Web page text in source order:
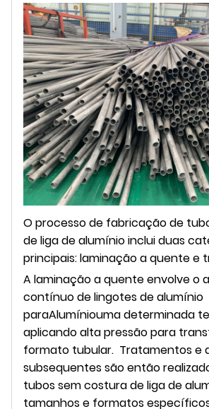
O processo de fabricação de
de liga de alumínio inclui duas
principais: laminação a quente e
A laminação a quente envolve o
contínuo de lingotes de alumínio
paraAlumíniouma determinada
aplicando alta pressão para
formato tubular. Tratamentos e
subsequentes são então
tubos sem costura de liga de
tamanhos e formatos